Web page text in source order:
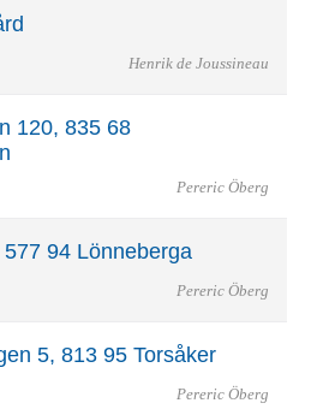
Henrik de Joussineau
120, 835 68
Pereric Öberg
94 Lönneberga
Pereric Öberg
5, 813 95 Torsåker
Pereric Öberg